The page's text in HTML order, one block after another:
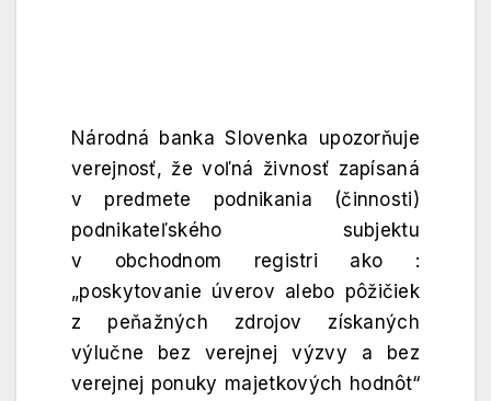
Národná banka Slovenka upozorňuje
verejnosť, že voľná živnosť zapísaná
v predmete podnikania (činnosti)
podnikateľského subjektu
v obchodnom registri ako :
„poskytovanie úverov alebo pôžičiek
z peňažných zdrojov získaných
výlučne bez verejnej výzvy a bez
verejnej ponuky majetkových hodnôt“